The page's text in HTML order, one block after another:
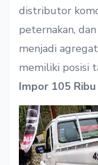
distributor
peternakan,
menjadi
memiliki posisi
Impor 105